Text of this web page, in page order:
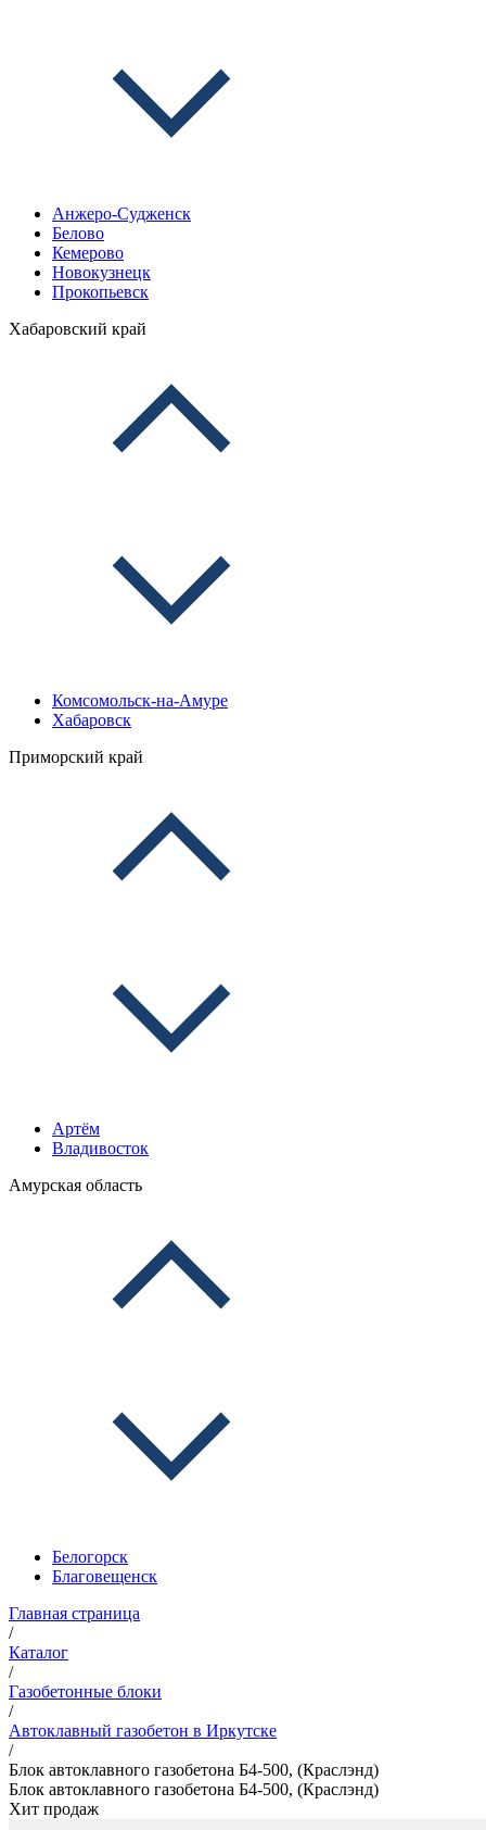
Анжеро-Судженск
Белово
Кемерово
Новокузнецк
Прокопьевск
Хабаровский край
Комсомольск-на-Амуре
Хабаровск
Приморский край
Артём
Владивосток
Амурская область
Белогорск
Благовещенск
Главная страница
/
Каталог
/
Газобетонные блоки
/
Автоклавный газобетон в Иркутске
/
Блок автоклавного газобетона Б4-500, (Краслэнд)
Блок автоклавного газобетона Б4-500, (Краслэнд)
Хит продаж